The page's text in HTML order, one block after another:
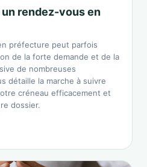
rendez-vous en
préfecture peut parfois
de la forte demande et de la
de nombreuses
détaille la marche à suivre
créneau efficacement et
dossier.